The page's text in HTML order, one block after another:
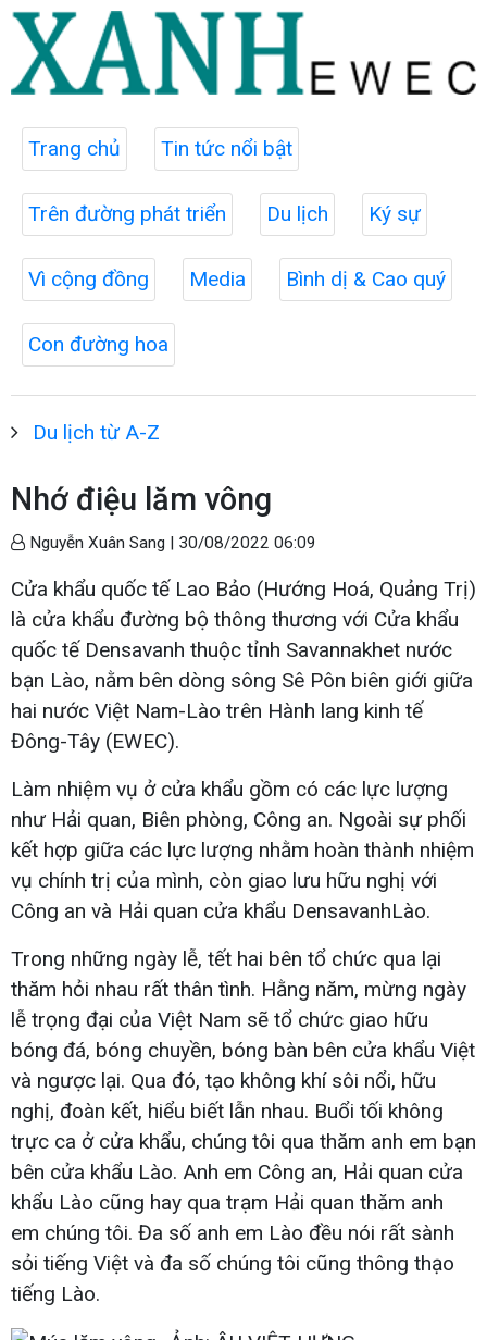
Trang chủ Tin tức nổi bật
Trên đường phát triển Du lịch Ký sự
Vì cộng đồng Media Bình dị & Cao quý
Con đường hoa
Du lịch từ A-Z
Nhớ điệu lăm vông
Nguyễn Xuân Sang | 30/08/2022 06:09
Cửa khẩu quốc tế Lao Bảo (Hướng Hoá, Quảng Trị)
là cửa khẩu đường bộ thông thương với Cửa khẩu
quốc tế Densavanh thuộc tỉnh Savannakhet nước
bạn Lào, nằm bên dòng sông Sê Pôn biên giới giữa
hai nước Việt Nam-Lào trên Hành lang kinh tế
Đông-Tây (EWEC).
Làm nhiệm vụ ở cửa khẩu gồm có các lực lượng
như Hải quan, Biên phòng, Công an. Ngoài sự phối
kết hợp giữa các lực lượng nhằm hoàn thành nhiệm
vụ chính trị của mình, còn giao lưu hữu nghị với
Công an và Hải quan cửa khẩu DensavanhLào.
Trong những ngày lễ, tết hai bên tổ chức qua lại
thăm hỏi nhau rất thân tình. Hằng năm, mừng ngày
lễ trọng đại của Việt Nam sẽ tổ chức giao hữu
bóng đá, bóng chuyền, bóng bàn bên cửa khẩu Việt
và ngược lại. Qua đó, tạo không khí sôi nổi, hữu
nghị, đoàn kết, hiểu biết lẫn nhau. Buổi tối không
trực ca ở cửa khẩu, chúng tôi qua thăm anh em bạn
bên cửa khẩu Lào. Anh em Công an, Hải quan cửa
khẩu Lào cũng hay qua trạm Hải quan thăm anh
em chúng tôi. Đa số anh em Lào đều nói rất sành
sỏi tiếng Việt và đa số chúng tôi cũng thông thạo
tiếng Lào.